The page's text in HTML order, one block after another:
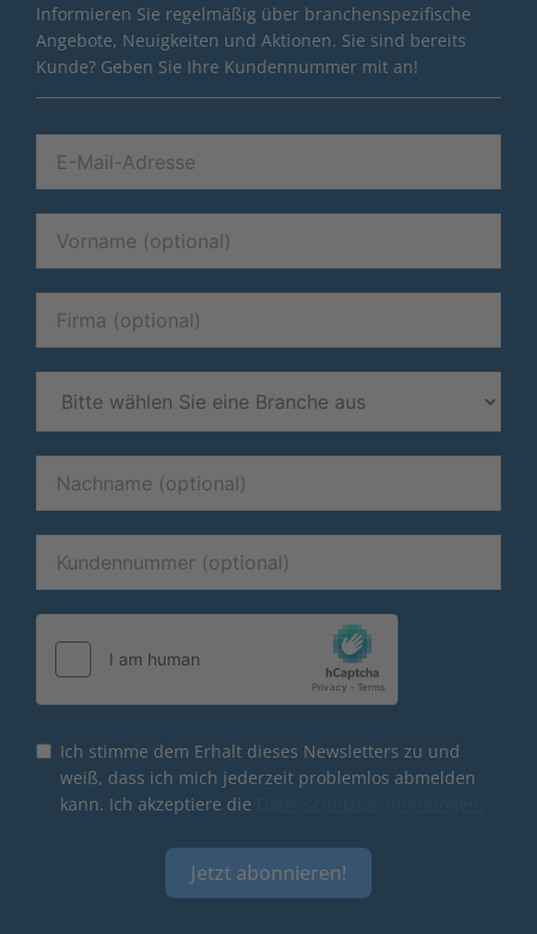
Informieren Sie regelmäßig über branchenspezifische
Angebote, Neuigkeiten und Aktionen. Sie sind bereits
Kunde? Geben Sie Ihre Kundennummer mit an!
Ich stimme dem Erhalt dieses Newsletters zu und
weiß, dass ich mich jederzeit problemlos abmelden
kann. Ich akzeptiere die
Jetzt abonnieren!